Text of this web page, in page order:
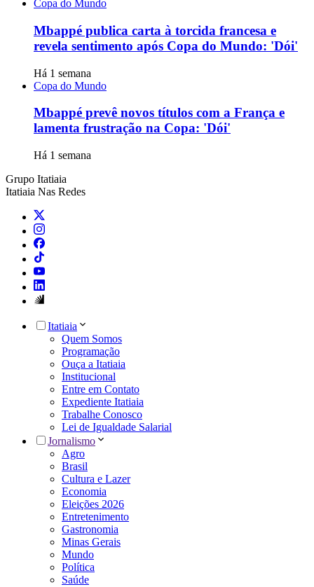
Copa do Mundo
Mbappé publica carta à torcida francesa e
revela sentimento após Copa do Mundo: 'Dói'
Há 1 semana
Copa do Mundo
Mbappé prevê novos títulos com a França e
lamenta frustração na Copa: 'Dói'
Há 1 semana
Grupo Itatiaia
Itatiaia Nas Redes
Itatiaia
Quem Somos
Programação
Ouça a Itatiaia
Institucional
Entre em Contato
Expediente Itatiaia
Trabalhe Conosco
Lei de Igualdade Salarial
Jornalismo
Agro
Brasil
Cultura e Lazer
Economia
Eleições 2026
Entretenimento
Gastronomia
Minas Gerais
Mundo
Política
Saúde